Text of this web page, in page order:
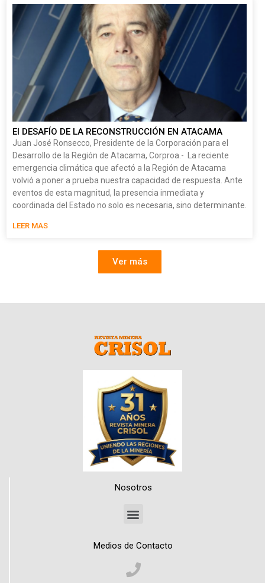
El DESAFÍO DE LA RECONSTRUCCIÓN EN ATACAMA
Juan José Ronsecco, Presidente de la Corporación para el
Desarrollo de la Región de Atacama, Corproa.- La reciente
emergencia climática que afectó a la Región de Atacama
volvió a poner a prueba nuestra capacidad de respuesta. Ante
eventos de esta magnitud, la presencia inmediata y
coordinada del Estado no solo es necesaria, sino determinante.
LEER MAS
Ver más
Nosotros
Medios de Contacto